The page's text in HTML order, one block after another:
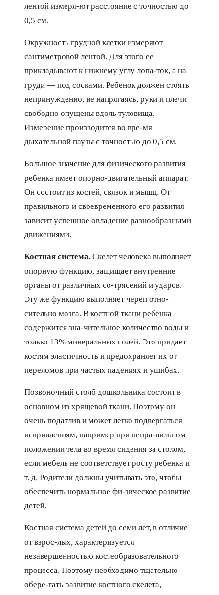
лентой измеря-ют расстояние с точностью до
0,5 см.
Окружность грудной клетки измеряют
сантиметровой лентой. Для этого ее
прикладывают к нижнему углу лопа-ток, а на
груди — под сосками. Ребенок должен стоять
непринужденно, не напрягаясь, руки и плечи
свободно опущены вдоль туловища.
Измерение производится во вре-мя
дыхательной паузы с точностью до 0,5 см.
Большое значение для физического развития
ребенка имеет опорно-двигательный аппарат.
Он состоит из костей, связок и мышц. От
правильного и своевременного его развития
зависит успешное овладение разнообразными
движениями.
Костная система. Скелет человека выполняет
опорную функцию, защищает внутренние
органы от различных со-трясений и ударов.
Эту же функцию выполняет череп отно-
сительно мозга. В костной ткани ребенка
содержится зна-чительное количество воды и
только 13% минеральных солей. Это придает
костям эластичность и предохраняет их от
переломов при частых падениях и ушибах.
Позвоночный столб дошкольника состоит в
основном из хрящевой ткани. Поэтому он
очень податлив и может легко подвергаться
искривлениям, например при непра-вильном
положении тела во время сидения за столом,
если мебель не соответствует росту ребенка и
т. д. Родители должны учитывать это, чтобы
обеспечить нормальное фи-зическое развитие
детей.
Костная система детей до семи лет, в отличие
от взрос-лых, характеризуется
незавершенностью костеобразовательного
процесса. Поэтому необходимо тщательно
обере-гать развитие костного скелета,